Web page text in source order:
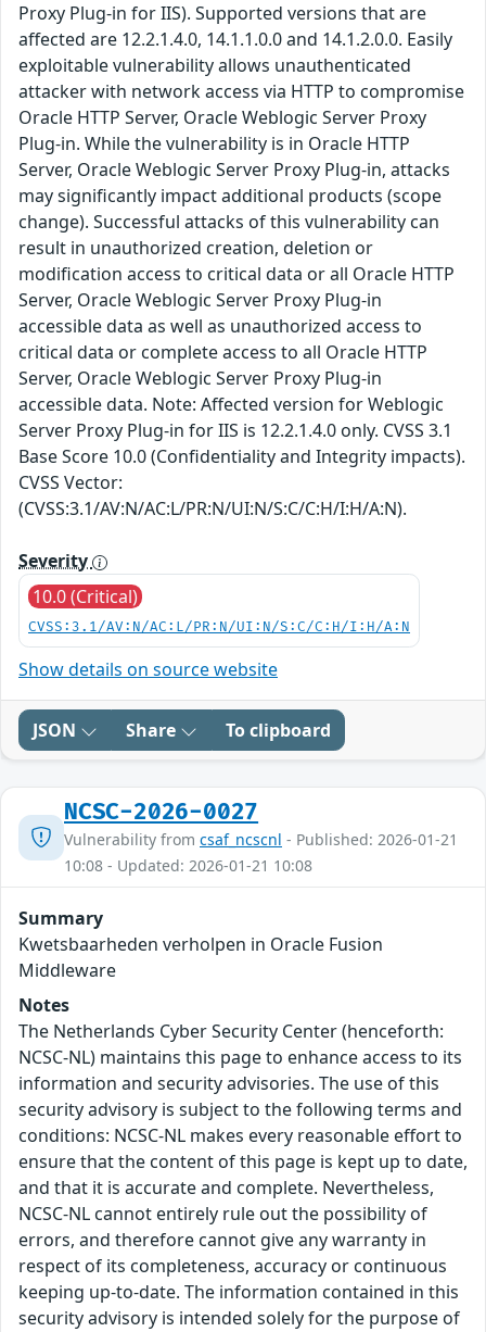
Proxy Plug-in for IIS). Supported versions that are
affected are 12.2.1.4.0, 14.1.1.0.0 and 14.1.2.0.0. Easily
exploitable vulnerability allows unauthenticated
attacker with network access via HTTP to compromise
Oracle HTTP Server, Oracle Weblogic Server Proxy
Plug-in. While the vulnerability is in Oracle HTTP
Server, Oracle Weblogic Server Proxy Plug-in, attacks
may significantly impact additional products (scope
change). Successful attacks of this vulnerability can
result in unauthorized creation, deletion or
modification access to critical data or all Oracle HTTP
Server, Oracle Weblogic Server Proxy Plug-in
accessible data as well as unauthorized access to
critical data or complete access to all Oracle HTTP
Server, Oracle Weblogic Server Proxy Plug-in
accessible data. Note: Affected version for Weblogic
Server Proxy Plug-in for IIS is 12.2.1.4.0 only. CVSS 3.1
Base Score 10.0 (Confidentiality and Integrity impacts).
CVSS Vector:
(CVSS:3.1/AV:N/AC:L/PR:N/UI:N/S:C/C:H/I:H/A:N).
Severity
10.0 (Critical)
CVSS:3.1/AV:N/AC:L/PR:N/UI:N/S:C/C:H/I:H/A:N
Show details on source website
JSON Share To clipboard
NCSC-2026-0027
Vulnerability from csaf_ncscnl - Published: 2026-01-21
10:08 - Updated: 2026-01-21 10:08
Summary
Kwetsbaarheden verholpen in Oracle Fusion
Middleware
Notes
The Netherlands Cyber Security Center (henceforth:
NCSC-NL) maintains this page to enhance access to its
information and security advisories. The use of this
security advisory is subject to the following terms and
conditions: NCSC-NL makes every reasonable effort to
ensure that the content of this page is kept up to date,
and that it is accurate and complete. Nevertheless,
NCSC-NL cannot entirely rule out the possibility of
errors, and therefore cannot give any warranty in
respect of its completeness, accuracy or continuous
keeping up-to-date. The information contained in this
security advisory is intended solely for the purpose of